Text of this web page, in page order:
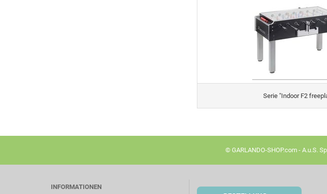
Serie "Indoor F2
© GARLANDO-SHOP.com - A.u.S.
INFORMATIONEN